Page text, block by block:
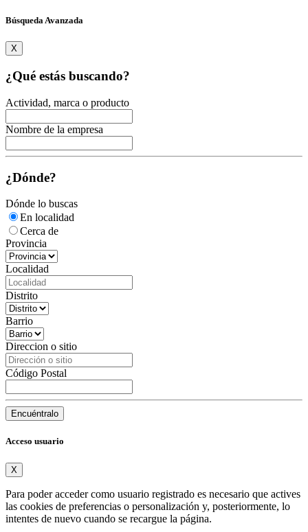
Búsqueda Avanzada
X
¿Qué estás buscando?
Actividad, marca o producto
Nombre de la empresa
¿Dónde?
Dónde lo buscas
En localidad
Cerca de
Provincia
Localidad
Distrito
Barrio
Direccion o sitio
Código Postal
Encuéntralo
Acceso usuario
X
Para poder acceder como usuario registrado es necesario que actives
las cookies de preferencias o personalización y, posteriormente, lo
intentes de nuevo cuando se recargue la página.